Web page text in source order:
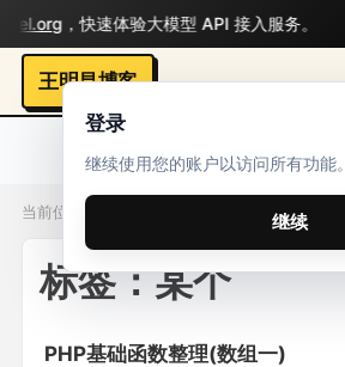
登录
继续使用您的账户以访问所有功能。
继续
，快速体验大模型 API 接入服务。
王明昌博客
当前位置：标签 / 某个
标签：某个
PHP基础函数整理(数组一)